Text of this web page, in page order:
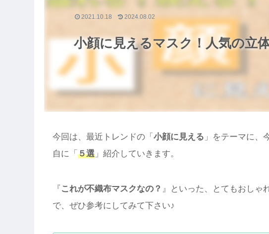
小顔に見えるマスク！人気の立
2021.10.18 2024.08.02
今回は、最近トレンドの「 小顔に見える 」をテーマに、
自に「 ５選 」紹介していきます。
『 これが不織布マスクなの？ 』といった、とてもおしゃ
で、ぜひ参考にしてみて下さい♪